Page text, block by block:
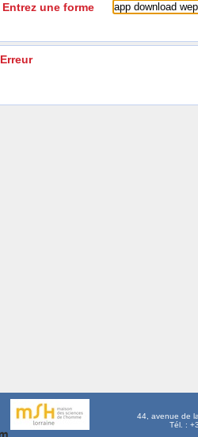
Entrez une forme
Erreur
44, avenue de
Tél. :